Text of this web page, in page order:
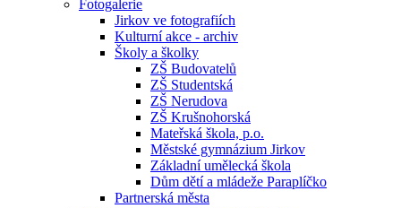
Fotogalerie
Jirkov ve fotografiích
Kulturní akce - archiv
Školy a školky
ZŠ Budovatelů
ZŠ Studentská
ZŠ Nerudova
ZŠ Krušnohorská
Mateřská škola, p.o.
Městské gymnázium Jirkov
Základní umělecká škola
Dům dětí a mládeže Paraplíčko
Partnerská města